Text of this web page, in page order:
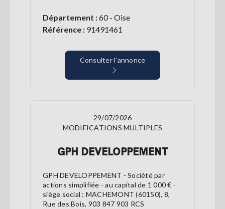
Département :60 - Oise
Référence : 91491461
Consulter l’annonce
29/07/2026
MODIFICATIONS MULTIPLES
GPH DEVELOPPEMENT
GPH DEVELOPPEMENT - Société par
actions simplifiée - au capital de 1 000 € -
siège social : MACHEMONT (60150), 8,
Rue des Bois, 903 847 903 RCS